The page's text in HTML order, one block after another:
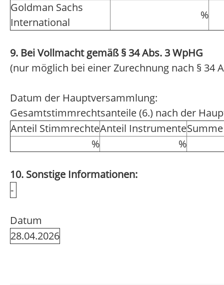
Goldman Sachs
International
%
9. Bei Vollmacht gemäß § 34 Abs. 3 WpHG
(nur möglich bei einer Zurechnung nach § 34
Datum der Hauptversammlung:
Gesamtstimmrechtsanteile (6.) nach der
Anteil StimmrechteAnteil Instrumente
%
%
10. Sonstige Informationen:
-
Datum
28.04.2026